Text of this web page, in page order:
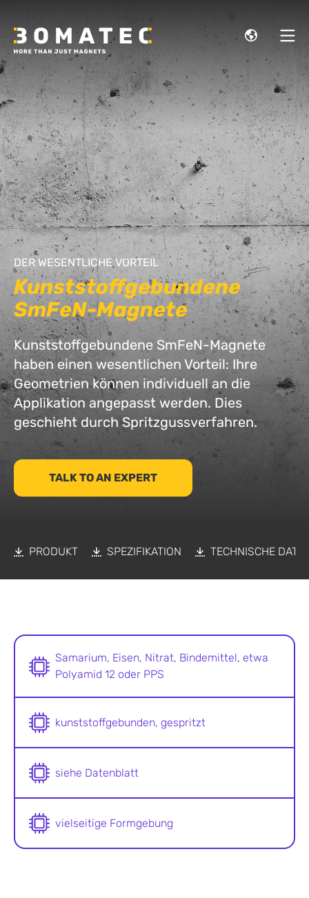
DER WESENTLICHE VORTEIL
Kunststoffgebundene
SmFeN-Magnete
Kunststoffgebundene SmFeN-Magnete
haben einen wesentlichen Vorteil: Ihre
Geometrien können individuell an die
Applikation angepasst werden. Dies
geschieht durch Spritzgussverfahren.
TALK TO AN EXPERT
PRODUKT SPEZIFIKATION TECHNISCHE
Samarium, Eisen, Nitrat, Bindemittel, etwa
Polyamid 12 oder PPS
kunststoffgebunden, gespritzt
siehe Datenblatt
vielseitige Formgebung